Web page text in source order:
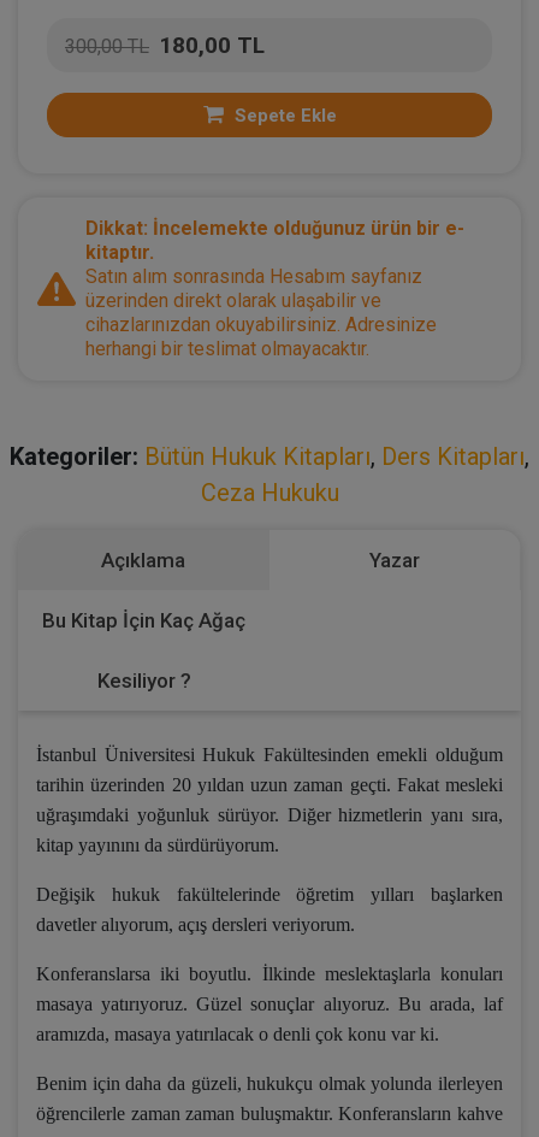
300,00 TL 180,00 TL
Sepete Ekle
Dikkat: İncelemekte olduğunuz ürün bir e-
kitaptır.
Satın alım sonrasında Hesabım sayfanız
üzerinden direkt olarak ulaşabilir ve
cihazlarınızdan okuyabilirsiniz. Adresinize
herhangi bir teslimat olmayacaktır.
Kategoriler: Bütün Hukuk Kitapları, Ders Kitapları,
Ceza Hukuku
Açıklama Yazar
Bu Kitap İçin Kaç Ağaç
Kesiliyor ?
İstanbul Üniversitesi Hukuk Fakültesinden emekli olduğum
tarihin üzerinden 20 yıldan uzun zaman geçti. Fakat mesleki
uğraşımdaki yoğunluk sürüyor. Diğer hizmetlerin yanı sıra,
kitap yayınını da sürdürüyorum.
Değişik hukuk fakültelerinde öğretim yılları başlarken
davetler alıyorum, açış dersleri veriyorum.
Konferanslarsa iki boyutlu. İlkinde meslektaşlarla konuları
masaya yatırıyoruz. Güzel sonuçlar alıyoruz. Bu arada, laf
aramızda, masaya yatırılacak o denli çok konu var ki.
Benim için daha da güzeli, hukukçu olmak yolunda ilerleyen
öğrencilerle zaman zaman buluşmaktır. Konferansların kahve